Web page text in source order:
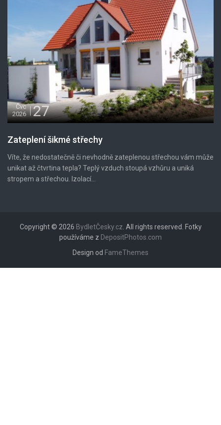
Čvc
2026
27
Zateplení šikmé střechy
Víte, že nedostatečně či nevhodně zateplenou střechou vám může
unikat až čtvrtina tepla? Teplý vzduch stoupá vzhůru a uniká
stropem a střechou. Izolací...
Copyright © 2026 BydletČesky.cz. All rights reserved. Fotky
používáme z DepositPhotos.com
Design od FameThemes